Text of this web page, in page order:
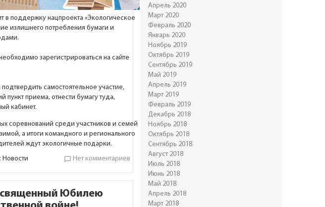
в поддержку нацпроекта «Экологическое
излишнего потребления бумаги и
зарегистрироваться на сайте
самостоятельное участие,
пункт приема, отнести бумагу туда,
кабинет.
соревнований среди участников и семей
а итоги командного и регионального
ждут экологичные подарки.
Новости chat_bubble_outline Нет комментариев
Юбилею
Апрель 2020
Март 2020
Февраль 2020
Январь 2020
Ноябрь 2019
Октябрь 2019
Сентябрь 2019
Май 2019
Апрель 2019
Март 2019
Февраль 2019
Декабрь 2018
Ноябрь 2018
Октябрь 2018
Сентябрь 2018
Август 2018
Июль 2018
Июнь 2018
Май 2018
Апрель 2018
Март 2018